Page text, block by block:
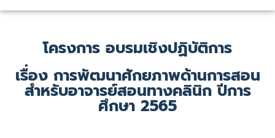
โครงการ อบรมเชิงปฏิบัติการ
เรื่อง การพัฒนาศักยภาพด้านการสอน
สำหรับอาจารย์สอนทางคลินิก ปีการ
ศึกษา 2565